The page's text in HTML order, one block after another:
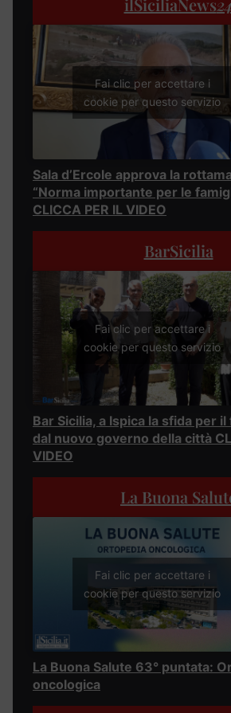
ilSiciliaNews24
Fai clic per accettare i
cookie per questo servizio
Sala d’Ercole approva la
“Norma importante per le
CLICCA PER IL VIDEO
BarSicilia
Fai clic per accettare i
cookie per questo servizio
Bar Sicilia, a Ispica la sfida per
dal nuovo governo della città
VIDEO
La Buona
Fai clic per accettare i
cookie per questo servizio
La Buona Salute 63° puntata:
oncologica